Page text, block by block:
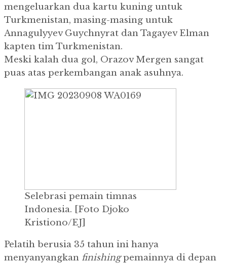
mengeluarkan dua kartu kuning untuk
Turkmenistan, masing-masing untuk
Annagulyyev Guychnyrat dan Tagayev Elman
kapten tim Turkmenistan.
Meski kalah dua gol, Orazov Mergen sangat
puas atas perkembangan anak asuhnya.
Selebrasi pemain timnas
Indonesia.
[Foto Djoko
Kristiono/EJ]
Pelatih berusia 35 tahun ini hanya
menyanyangkan finishingpemainnya di depan